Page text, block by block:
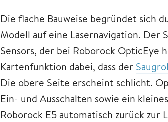
Die flache Bauweise begründet sich
Modell auf eine Lasernavigation.
Sensors, der bei Roborock OpticEye
Kartenfunktion dabei, dass der
Die obere Seite erscheint schlicht.
Ein- und Ausschalten sowie ein
Roborock E5 automatisch zurück